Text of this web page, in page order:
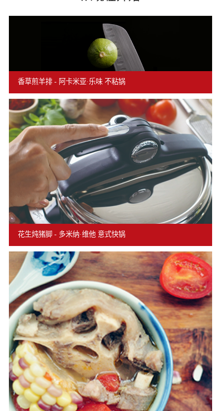
香草煎羊排 - 阿卡米亚·乐味 不粘锅
花生炖猪脚 - 多米纳·维他 意式快锅